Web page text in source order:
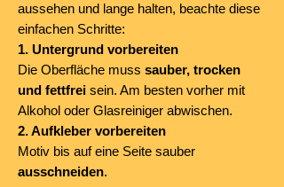
aussehen und lange halten, beachte diese
einfachen Schritte:
1. Untergrund vorbereiten
Die Oberfläche muss sauber, trocken
und fettfrei sein. Am besten vorher mit
Alkohol oder Glasreiniger abwischen.
2. Aufkleber vorbereiten
Motiv bis auf eine Seite sauber
ausschneiden.